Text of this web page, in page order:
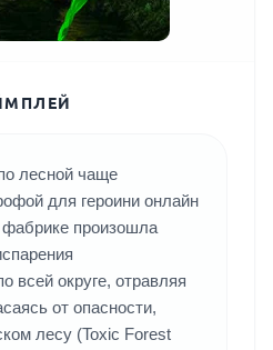
лесной чаще
для героини онлайн
произошла
всей округе, отравляя
от опасности,
лесу (Toxic Forest